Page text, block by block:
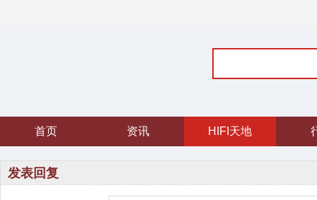
首页 资讯 HIFI天地
发表回复